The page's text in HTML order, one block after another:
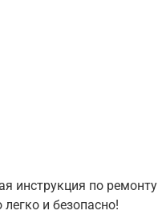
инструкция по ремонту
и безопасно!